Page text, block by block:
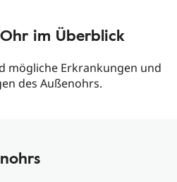
im Überblick
mögliche Erkrankungen und
des Außenohrs.